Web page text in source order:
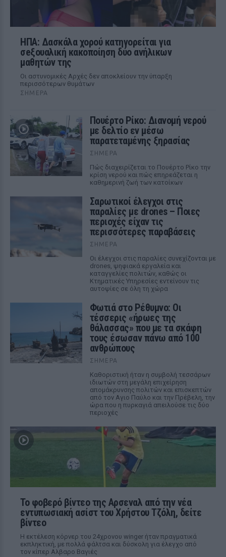
ΗΠΑ: Δασκάλα χορού κατηγορείται για
σeξουαλική κακοποίηση δύο ανήλικων
μαθητών της
Οι αστυνομικές Αρχές δεν αποκλείουν την ύπαρξη
περισσότερων θυμάτων
ΣΉΜΕΡΑ
Πουέρτο Ρίκο: Διανομή νερού
με δελτίο εν μέσω
παρατεταμένης ξηρασίας
ΣΉΜΕΡΑ
Πώς διαχειρίζεται το Πουέρτο Ρίκο την
κρίση νερού και πώς επηρεάζεται η
καθημερινή ζωή των κατοίκων
Σαρωτικοί έλεγχοι στις
παραλίες με drones – Ποιες
περιοχές είχαν τις
περισσότερες παραβάσεις
ΣΉΜΕΡΑ
Οι έλεγχοι στις παραλίες συνεχίζονται με
drones, ψηφιακά εργαλεία και
καταγγελίες πολιτών, καθώς οι
Κτηματικές Υπηρεσίες εντείνουν τις
αυτοψίες σε όλη τη χώρα
Φωτιά στο Ρέθυμνο: Οι
τέσσερις «ήρωες της
θάλασσας» που με τα σκάφη
τους έσωσαν πάνω από 100
ανθρώπους
ΣΉΜΕΡΑ
Καθοριστική ήταν η συμβολή τεσσάρων
ιδιωτών στη μεγάλη επιχείρηση
απομάκρυνσης πολιτών και επισκεπτών
από τον Αγιο Παύλο και την Πρέβελη, την
ώρα που η πυρκαγιά απειλούσε τις δύο
περιοχές
Το φοβερό βίντεο της Αρσεναλ από την νέα
εντυπωσιακή ασίστ του Χρήστου Τζόλη, δείτε
βίντεο
Η εκτέλεση κόρνερ του 24χρονου winger ήταν πραγματικά
εκπληκτική, με πολλά φάλτσα και δύσκολη για έλεγχο από
τον κίπερ Αλβαρο Βαγιές